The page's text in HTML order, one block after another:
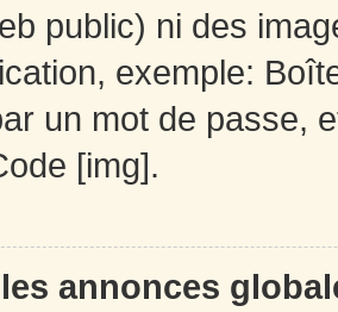
public) ni des
exemple:
un mot de passe,
[img].
annonces